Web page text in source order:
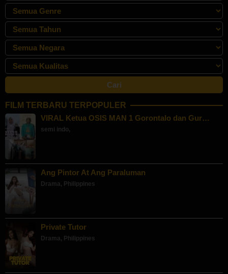
FILM TERBARU TERPOPULER
VIRAL Ketua OSIS MAN 1 Gorontalo dan Gur…
semi indo,
Ang Pintor At Ang Paraluman
Drama, Philippines
Private Tutor
Drama, Philippines